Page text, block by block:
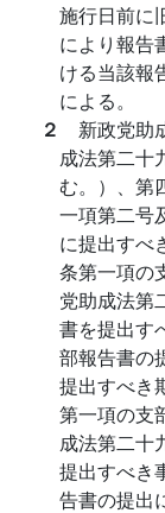
施行日前に
により報告
ける当該報
による。
２ 新政党助
成法第二十
む。）、第
一項第二号
に提出すべ
条第一項の
党助成法第
書を提出す
部報告書の
提出すべき
第一項の支
成法第二十
提出すべき
告書の提出